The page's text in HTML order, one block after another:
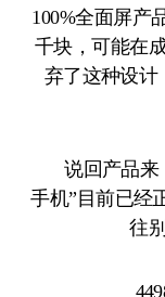
100%全面屏产
千块，可能在
弃了这种设计
说回产品来
手机”目前已经
往